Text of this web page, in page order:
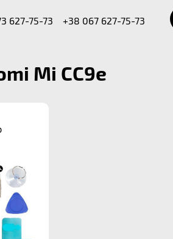
627-75-73
+38 067 627-75-73
Mi CC9e